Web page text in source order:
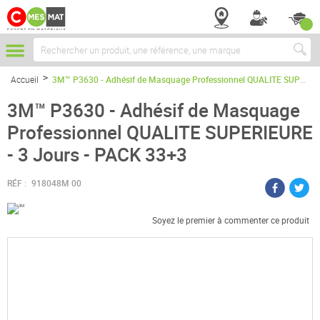
Chercher
Accueil 3M™ P3630 - Adhésif de Masquage Professionnel QUALITE SUPERIEURE - 3 Jours - PACK 33+3
3M™ P3630 - Adhésif de Masquage
Professionnel QUALITE SUPERIEURE
- 3 Jours - PACK 33+3
RÉF : 918048M 00
Soyez le premier à commenter ce produit
Passer